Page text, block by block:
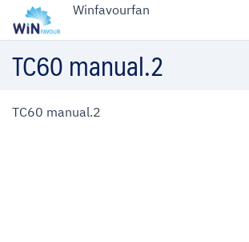
Winfavourfan
TC60 manual.2
TC60 manual.2